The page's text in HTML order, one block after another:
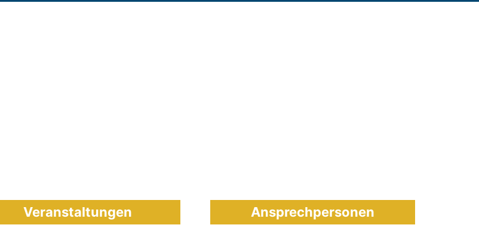
Veranstaltungen Ansprechpersonen